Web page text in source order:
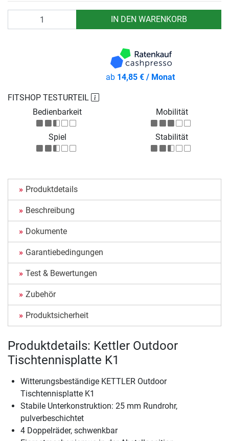
IN DEN WARENKORB
FITSHOP TESTURTEIL
Bedienbarkeit
Mobilität
Spiel Stabilität
ab 14,85 € / Monat
Produktdetails
Beschreibung
Dokumente
Garantiebedingungen
Test & Bewertungen
Zubehör
Produktsicherheit
Produktdetails: Kettler Outdoor
Tischtennisplatte K1
Witterungsbeständige KETTLER Outdoor
Tischtennisplatte K1
Stabile Unterkonstruktion: 25 mm Rundrohr,
pulverbeschichtet
4 Doppelräder, schwenkbar